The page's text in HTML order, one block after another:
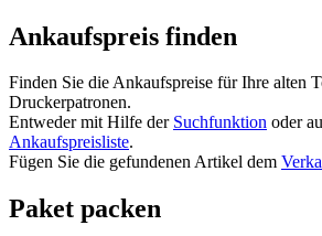
Ankaufspreis finden
Finden Sie die Ankaufspreise für Ihre alten
Druckerpatronen.
Entweder mit Hilfe der Suchfunktion oder
Ankaufspreisliste.
Fügen Sie die gefundenen Artikel dem
Paket packen